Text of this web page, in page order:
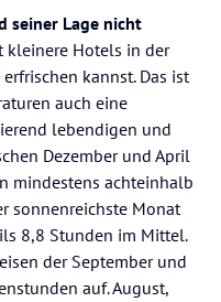
seiner Lage nicht
kleinere Hotels in der
kannst. Das ist
auch eine
lebendigen und
Dezember und April
mindestens achteinhalb
sonnenreichste Monat
8,8 Stunden im Mittel.
der September und
auf. August,